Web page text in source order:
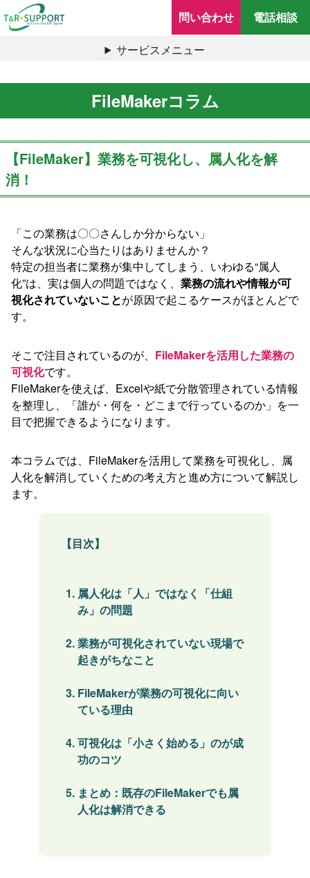
問い合わせ 電話相談
サービスメニュー
FileMakerコラム
【FileMaker】業務を可視化し、属人化を解
消！
「この業務は〇〇さんしか分からない」
そんな状況に心当たりはありませんか？
特定の担当者に業務が集中してしまう、いわゆる“属人
化”は、実は個人の問題ではなく、 業務の流れや情報が可
視化されていないことが原因で起こるケースがほとんどで
す。
そこで注目されているのが、 FileMakerを活用した業務の
可視化です。
FileMakerを使えば、Excelや紙で分散管理されている情報
を整理し、「誰が・何を・どこまで行っているのか」を一
目で把握できるようになります。
本コラムでは、FileMakerを活用して業務を可視化し、属
人化を解消していくための考え方と進め方について解説し
ます。
【目次】
属人化は「人」ではなく「仕組
み」の問題
業務が可視化されていない現場で
起きがちなこと
FileMakerが業務の可視化に向い
ている理由
可視化は「小さく始める」のが成
功のコツ
まとめ：既存のFileMakerでも属
人化は解消できる